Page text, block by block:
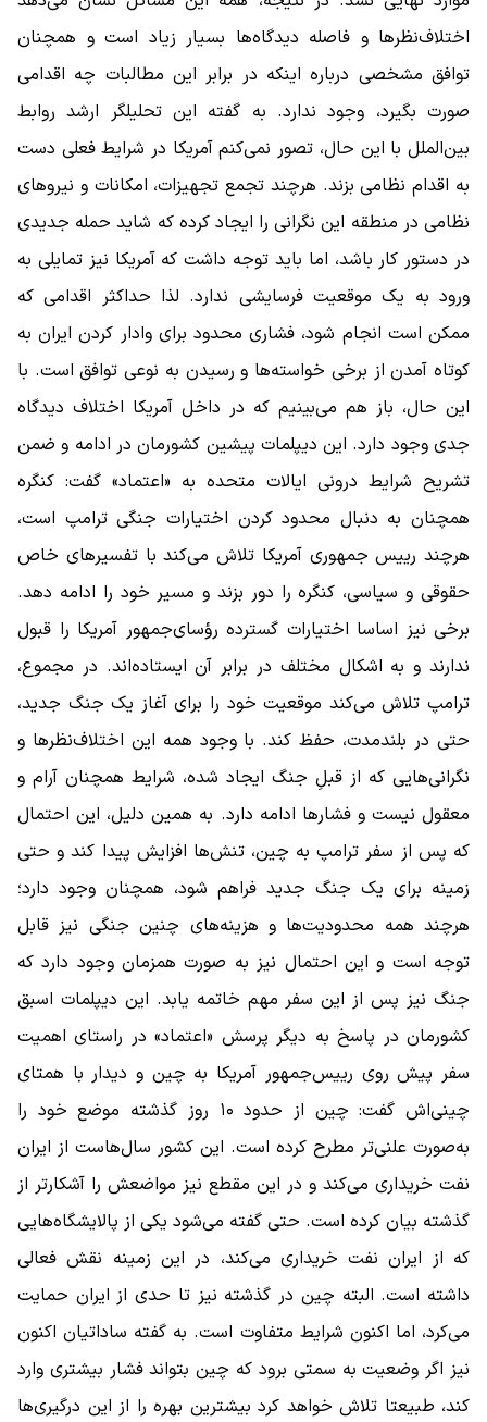
اختلاف‌نظرها و فاصله دیدگاه‌ها بسیار زیاد است و همچنان
توافق مشخصی درباره اینکه در برابر این مطالبات چه اقدامی
صورت بگیرد، وجود ندارد. به گفته این تحلیلگر ارشد روابط
بین‌الملل با این حال، تصور نمی‌کنم آمریکا در شرایط فعلی دست
به اقدام نظامی بزند. هرچند تجمع تجهیزات، امکانات و نیروهای
نظامی در منطقه این نگرانی را ایجاد کرده که شاید حمله جدیدی
در دستور کار باشد، اما باید توجه داشت که آمریکا نیز تمایلی به
ورود به یک موقعیت فرسایشی ندارد. لذا حداکثر اقدامی که
ممکن است انجام شود، فشاری محدود برای وادار کردن ایران به
کوتاه آمدن از برخی خواسته‌ها و رسیدن به نوعی توافق است. با
این حال، باز هم می‌بینیم که در داخل آمریکا اختلاف دیدگاه
جدی وجود دارد. این دیپلمات پیشین کشورمان در ادامه و ضمن
تشریح شرایط درونی ایالات متحده به «اعتماد» گفت: کنگره
همچنان به دنبال محدود کردن اختیارات جنگی ترامپ است،
هرچند رییس جمهوری آمریکا تلاش می‌کند با تفسیرهای خاص
حقوقی و سیاسی، کنگره را دور بزند و مسیر خود را ادامه دهد.
برخی نیز اساسا اختیارات گسترده رؤسای‌جمهور آمریکا را قبول
ندارند و به اشکال مختلف در برابر آن ایستاده‌اند. در مجموع،
ترامپ تلاش می‌کند موقعیت خود را برای آغاز یک جنگ جدید،
حتی در بلندمدت، حفظ کند. با وجود همه این اختلاف‌نظرها و
نگرانی‌هایی که از قبلِ جنگ ایجاد شده، شرایط همچنان آرام و
معقول نیست و فشارها ادامه دارد. به همین دلیل، این احتمال
که پس از سفر ترامپ به چین، تنش‌ها افزایش پیدا کند و حتی
زمینه برای یک جنگ جدید فراهم شود، همچنان وجود دارد؛
هرچند همه محدودیت‌ها و هزینه‌های چنین جنگی نیز قابل
توجه است و این احتمال نیز به صورت همزمان وجود دارد که
جنگ نیز پس از این سفر مهم خاتمه یابد. این دیپلمات اسبق
کشورمان در پاسخ به دیگر پرسش «اعتماد» در راستای اهمیت
سفر پیش روی رییس‌جمهور آمریکا به چین و دیدار با همتای
چینی‌اش گفت: چین از حدود ۱۰ روز گذشته موضع خود را
به‌صورت علنی‌تر مطرح کرده است. این کشور سال‌هاست از ایران
نفت خریداری می‌کند و در این مقطع نیز مواضعش را آشکارتر از
گذشته بیان کرده است. حتی گفته می‌شود یکی از پالایشگاه‌هایی
که از ایران نفت خریداری می‌کند، در این زمینه نقش فعالی
داشته است. البته چین در گذشته نیز تا حدی از ایران حمایت
می‌کرد، اما اکنون شرایط متفاوت است. به گفته ساداتیان اکنون
نیز اگر وضعیت به سمتی برود که چین بتواند فشار بیشتری وارد
کند، طبیعتا تلاش خواهد کرد بیشترین بهره را از این درگیری‌ها